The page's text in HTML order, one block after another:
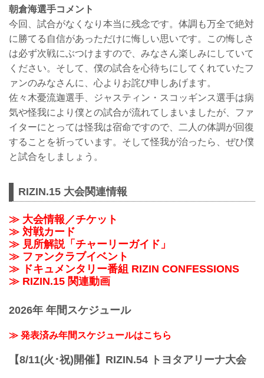
朝倉海選手コメント
今回、試合がなくなり本当に残念です。体調も万全で絶対
に勝てる自信があっただけに悔しい思いです。この悔しさ
は必ず次戦にぶつけますので、みなさん楽しみにしていて
ください。そして、僕の試合を心待ちにしてくれていたフ
ァンのみなさんに、心よりお詫び申しあげます。
佐々木憂流迦選手、ジャスティン・スコッギンス選手は病
気や怪我により僕との試合が流れてしまいましたが、ファ
イターにとっては怪我は宿命ですので、二人の体調が回復
することを祈っています。そして怪我が治ったら、ぜひ僕
と試合をしましょう。
RIZIN.15 大会関連情報
≫ 大会情報／チケット
≫ 対戦カード
≫ 見所解説「チャーリーガイド」
≫ ファンクラブイベント
≫ ドキュメンタリー番組 RIZIN CONFESSIONS
≫ RIZIN.15 関連動画
2026年 年間スケジュール
≫ 発表済み年間スケジュールはこちら
【8/11(火･祝)開催】RIZIN.54 トヨタアリーナ大会